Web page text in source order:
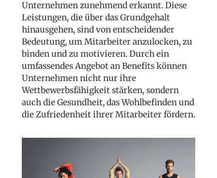
Unternehmen zunehmend erkannt. Diese
Leistungen, die über das Grundgehalt
hinausgehen, sind von entscheidender
Bedeutung, um Mitarbeiter anzulocken, zu
binden und zu motivieren. Durch ein
umfassendes Angebot an Benefits können
Unternehmen nicht nur ihre
Wettbewerbsfähigkeit stärken, sondern
auch die Gesundheit, das Wohlbefinden und
die Zufriedenheit ihrer Mitarbeiter fördern.